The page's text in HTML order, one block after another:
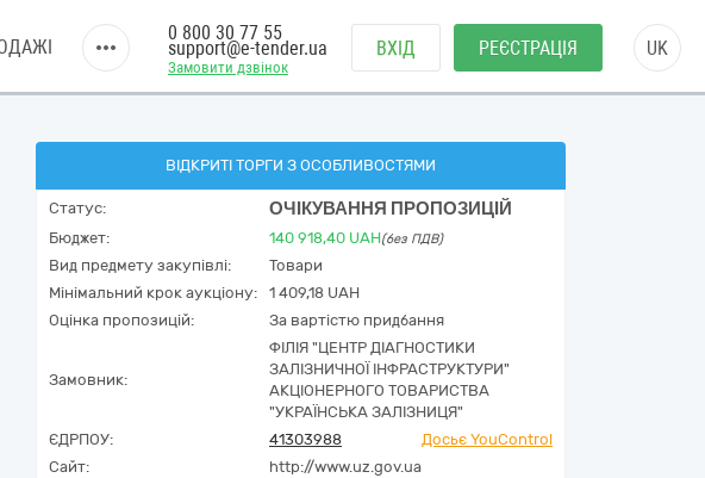
Замовити дзвінок
0 800 30 77 55
support@e-tender.ua ВХІД РЕЄСТРАЦІЯ UK
ВІДКРИТІ ТОРГИ З ОСОБЛИВОСТЯМИ
Статус: ОЧІКУВАННЯ ПРОПОЗИЦІЙ
Бюджет: 140 918,40 UAH(без ПДВ)
Вид предмету закупівлі:
Товари
Мінімальний крок аукціону:
1 409,18 UAH
Оцінка пропозицій:
За вартістю придбання
Замовник:
ФІЛІЯ "ЦЕНТР ДІАГНОСТИКИ
ЗАЛІЗНИЧНОЇ ІНФРАСТРУКТУРИ"
АКЦІОНЕРНОГО ТОВАРИСТВА
"УКРАЇНСЬКА ЗАЛІЗНИЦЯ"
ЄДРПОУ:
41303988
Досьє YouControl
Сайт:
http://www.uz.gov.ua